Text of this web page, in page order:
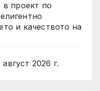
в проект по
и качеството на
2026 г.